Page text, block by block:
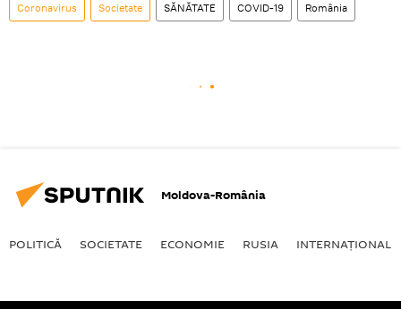
Coronavirus Societate SĂNĂTATE COVID-19 România
Moldova-România
POLITICĂ SOCIETATE ECONOMIE RUSIA INTERNAŢIONAL